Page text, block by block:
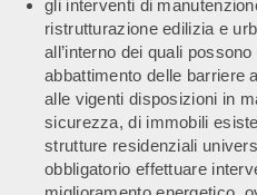
gli interventi di
ristrutturazione edilizia e
all’interno dei quali
abbattimento delle barriere
alle vigenti disposizioni in
sicurezza, di immobili
strutture residenziali
obbligatorio effettuare